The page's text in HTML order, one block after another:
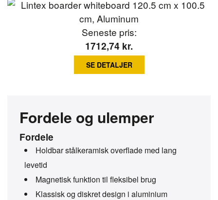
Fordele og ulemper
Fordele
Holdbar stålkeramisk overflade med lang
levetid
Magnetisk funktion til fleksibel brug
Klassisk og diskret design i aluminium
Seneste pris:
1712,74 kr.
SE DETALJER